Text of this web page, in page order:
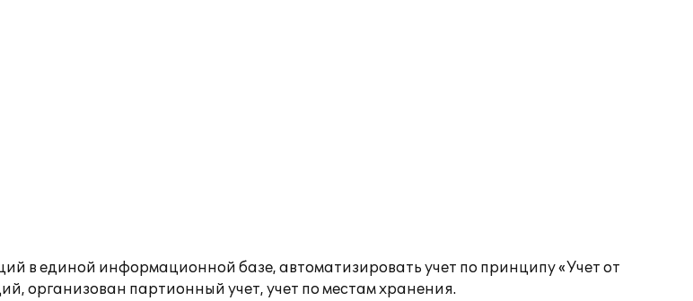
в единой информационной базе, автоматизировать учет по принципу «Учет от
организован партионный учет, учет по местам хранения.